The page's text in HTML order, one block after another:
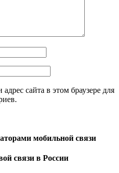
сайта в этом браузере для
мобильной связи
связи в России